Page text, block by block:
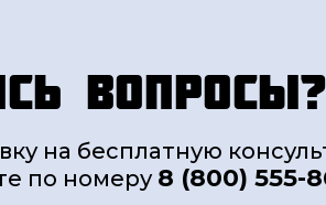
вопросы?
на бесплатную
по номеру 8 (800) 555-